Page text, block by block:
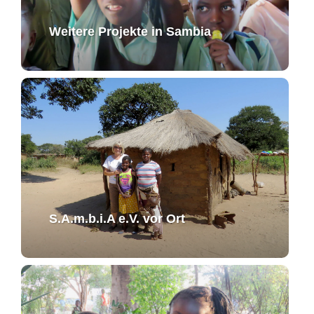
Weitere Projekte in Sambia
S.A.m.b.i.A e.V. ​vor Ort​​